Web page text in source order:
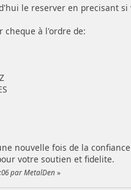
le reserver en precisant
cheque à l'ordre de:
nouvelle fois de la
votre soutien et fidelite.
par MetalDen »